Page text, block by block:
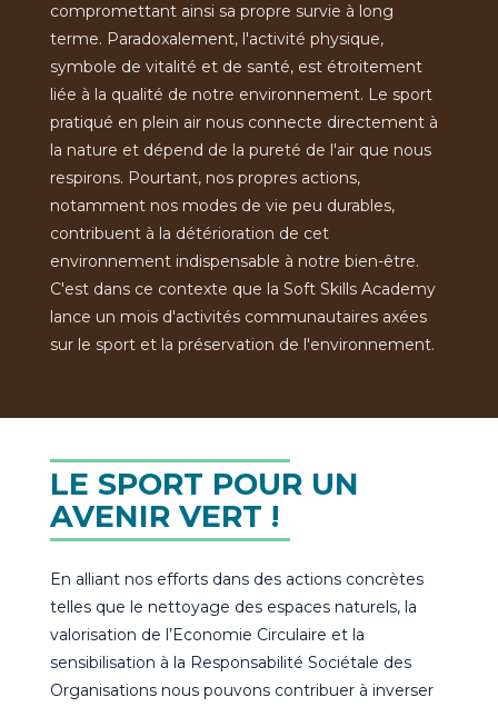
compromettant ainsi sa propre survie à long
terme. Paradoxalement, l'activité physique,
symbole de vitalité et de santé, est étroitement
liée à la qualité de notre environnement. Le sport
pratiqué en plein air nous connecte directement à
la nature et dépend de la pureté de l'air que nous
respirons. Pourtant, nos propres actions,
notamment nos modes de vie peu durables,
contribuent à la détérioration de cet
environnement indispensable à notre bien-être.
C'est dans ce contexte que la Soft Skills Academy
lance un mois d'activités communautaires axées
sur le sport et la préservation de l'environnement.
LE SPORT POUR UN
AVENIR VERT !
En alliant nos efforts dans des actions concrètes
telles que le nettoyage des espaces naturels, la
valorisation de l’Economie Circulaire et la
sensibilisation à la Responsabilité Sociétale des
Organisations nous pouvons contribuer à inverser